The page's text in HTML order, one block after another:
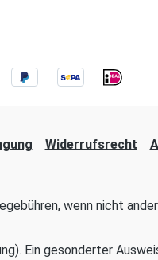
Widerrufsrecht
wenn nicht
Ein gesonderter